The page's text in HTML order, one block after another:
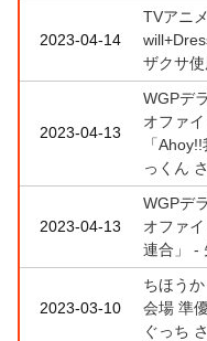
2023-04-14
TVアニ
ザクサ
2023-04-13
WGPデ
オファ
「
っくん
2023-04-13
WGPデ
オファ
連合」 -
2023-03-10
ちほう
会場 準
ぐっち